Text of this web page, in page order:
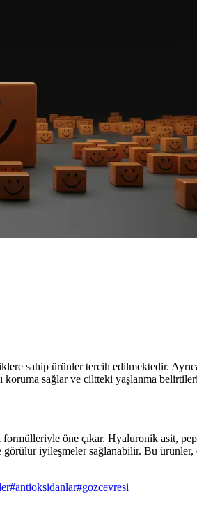
sahip ürünler tercih edilmektedir.
sağlar ve ciltteki yaşlanma
formülleriyle öne çıkar. Hyaluronik asit,
iyileşmeler sağlanabilir. Bu
#antioksidanlar#gozcevresi